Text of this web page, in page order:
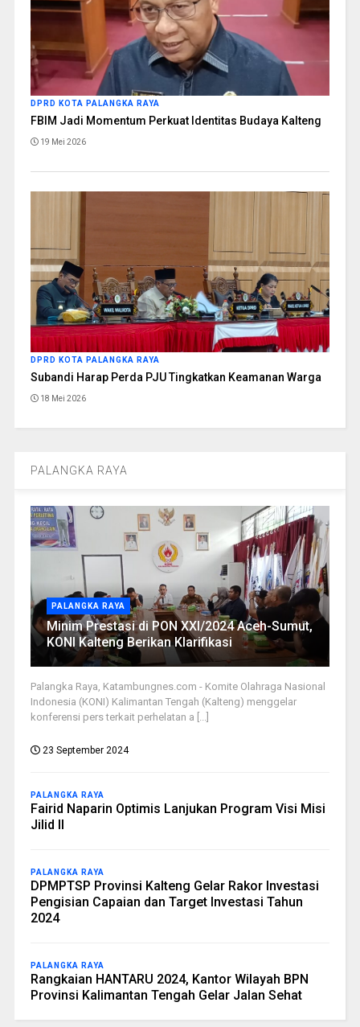
DPRD KOTA PALANGKA RAYA
FBIM Jadi Momentum Perkuat Identitas Budaya Kalteng
19 Mei 2026
DPRD KOTA PALANGKA RAYA
Subandi Harap Perda PJU Tingkatkan Keamanan Warga
18 Mei 2026
PALANGKA RAYA
PALANGKA RAYA
Minim Prestasi di PON XXI/2024 Aceh-Sumut,
KONI Kalteng Berikan Klarifikasi
Palangka Raya, Katambungnes.com - Komite Olahraga Nasional
Indonesia (KONI) Kalimantan Tengah (Kalteng) menggelar
konferensi pers terkait perhelatan a [...]
23 September 2024
PALANGKA RAYA
Fairid Naparin Optimis Lanjukan Program Visi Misi
Jilid II
PALANGKA RAYA
DPMPTSP Provinsi Kalteng Gelar Rakor Investasi
Pengisian Capaian dan Target Investasi Tahun
2024
PALANGKA RAYA
Rangkaian HANTARU 2024, Kantor Wilayah BPN
Provinsi Kalimantan Tengah Gelar Jalan Sehat